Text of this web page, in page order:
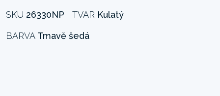
SKU 26330NP TVAR Kulatý
BARVA Tmavě šedá